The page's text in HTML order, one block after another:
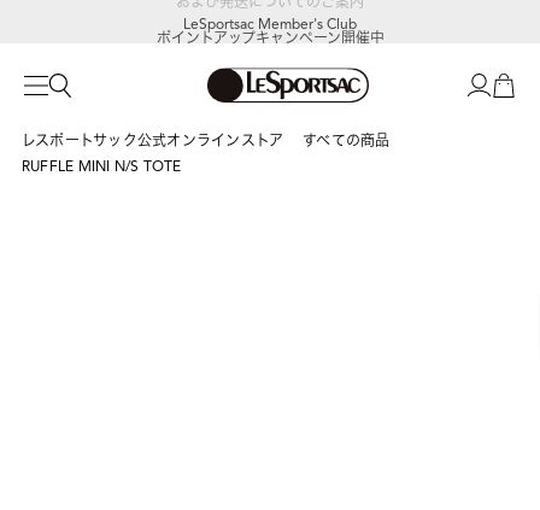
LeSportsac Member's Club
ポイントアップキャンペーン開催中
レスポートサック公式オンラインストア
すべての商品
RUFFLE MINI N/S TOTE